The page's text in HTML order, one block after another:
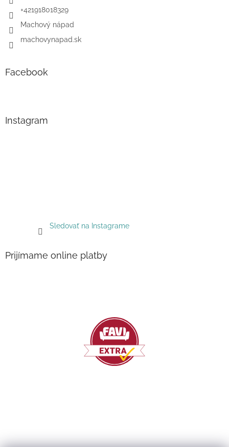
+421918018329
Machový nápad
machovynapad.sk
Facebook
Instagram
Sledovať na Instagrame
Prijímame online platby